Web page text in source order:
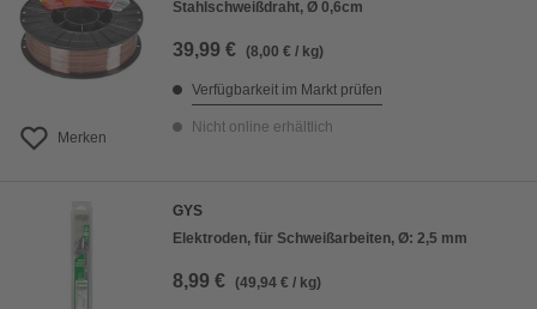
Merken
Stahlschweißdraht, Ø 0,6cm
39,99 € (8,00 € / kg)
Verfügbarkeit im Markt prüfen
Nicht online erhältlich
GYS
Elektroden, für Schweißarbeiten, Ø: 2,5 mm
8,99 € (49,94 € / kg)